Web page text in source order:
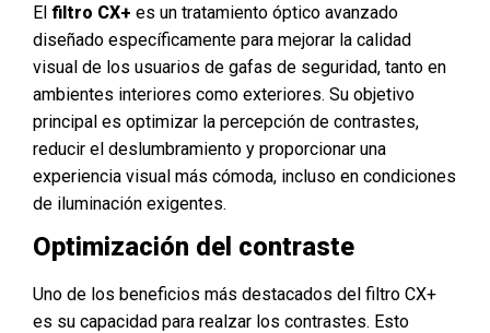
El filtro CX+ es un tratamiento óptico avanzado
diseñado específicamente para mejorar la calidad
visual de los usuarios de gafas de seguridad, tanto en
ambientes interiores como exteriores. Su objetivo
principal es optimizar la percepción de contrastes,
reducir el deslumbramiento y proporcionar una
experiencia visual más cómoda, incluso en condiciones
de iluminación exigentes.
Optimización del contraste
Uno de los beneficios más destacados del filtro CX+
es su capacidad para realzar los contrastes. Esto